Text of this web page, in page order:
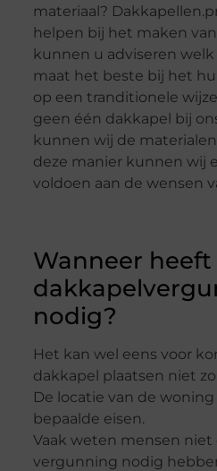
materiaal?
helpen bij het maken
kunnen u adviseren
maat het beste bij het
op een tranditionele
geen één dakkapel bij
kunnen wij de
deze manier kunnen wij
voldoen aan de wensen
Wanneer heeft
nodig?
Het kan wel eens voor
dakkapel plaatsen niet
De locatie van de
bepaalde eisen.
Vaak weten mensen niet
vergunning nodig